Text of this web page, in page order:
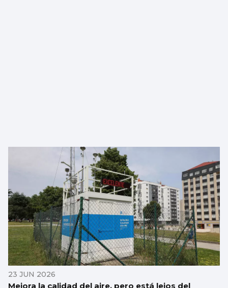
23 JUN 2026
Mejora la calidad del aire, pero está lejos del